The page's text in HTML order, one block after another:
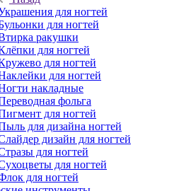
для ногтей
для ногтей
ракушки
для ногтей
для ногтей
для ногтей
накладные
фольга
для ногтей
для дизайна ногтей
дизайн для ногтей
для ногтей
для ногтей
для ногтей